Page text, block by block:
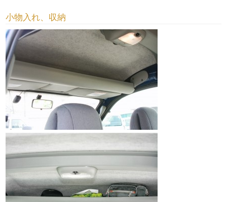
小物入れ、収納